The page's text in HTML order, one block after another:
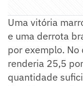
Uma vitória
e uma derrota
por exemplo.
renderia 25,5
quantidade